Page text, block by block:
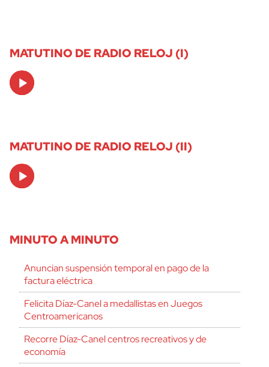
MATUTINO DE RADIO RELOJ (I)
Audio
Player
MATUTINO DE RADIO RELOJ (II)
Audio
Player
MINUTO A MINUTO
Anuncian suspensión temporal en pago de la
factura eléctrica
Felicita Díaz-Canel a medallistas en Juegos
Centroamericanos
Recorre Díaz-Canel centros recreativos y de
economía